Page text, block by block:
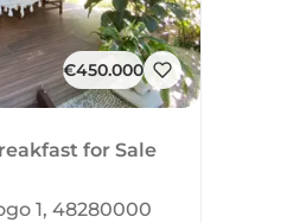
€450.000
for Sale
1, 48280000